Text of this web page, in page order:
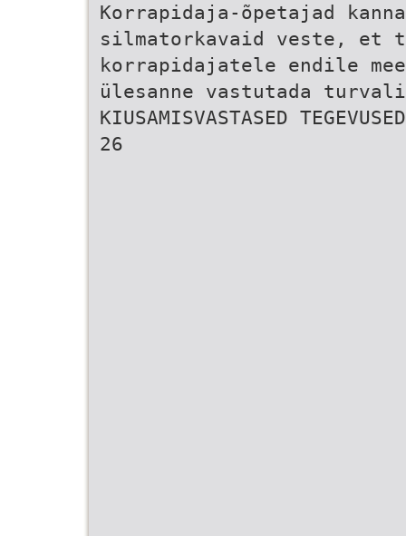
Korrapidaja-õpetajad
silmatorkavaid veste, et
korrapidajatele endile
ülesanne vastutada
KIUSAMISVASTASED
26